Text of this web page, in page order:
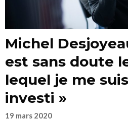
Michel
est sans doute
lequel je me
investi »
19 mars 2020